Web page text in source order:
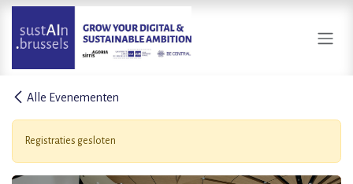
Overslaan naar inhoud
Alle Evenementen
Registraties gesloten